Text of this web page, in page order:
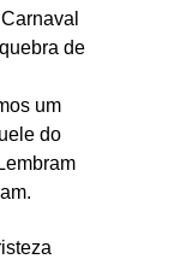
de
um
do